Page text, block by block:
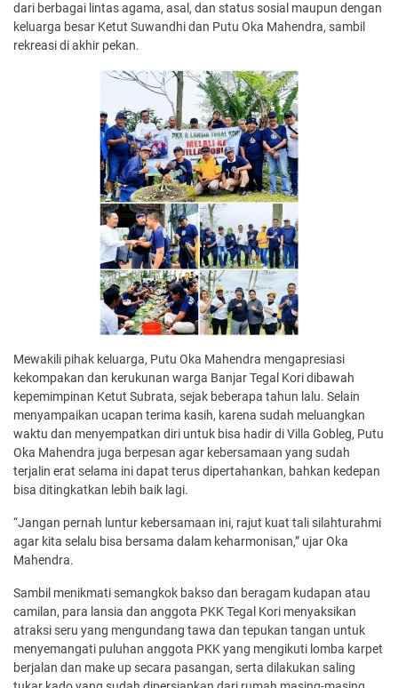
dari berbagai lintas agama, asal, dan status sosial maupun dengan
keluarga besar Ketut Suwandhi dan Putu Oka Mahendra, sambil
rekreasi di akhir pekan.
Mewakili pihak keluarga, Putu Oka Mahendra mengapresiasi
kekompakan dan kerukunan warga Banjar Tegal Kori dibawah
kepemimpinan Ketut Subrata, sejak beberapa tahun lalu. Selain
menyampaikan ucapan terima kasih, karena sudah meluangkan
waktu dan menyempatkan diri untuk bisa hadir di Villa Gobleg, Putu
Oka Mahendra juga berpesan agar kebersamaan yang sudah
terjalin erat selama ini dapat terus dipertahankan, bahkan kedepan
bisa ditingkatkan lebih baik lagi.
“Jangan pernah luntur kebersamaan ini, rajut kuat tali silahturahmi
agar kita selalu bisa bersama dalam keharmonisan,” ujar Oka
Mahendra.
Sambil menikmati semangkok bakso dan beragam kudapan atau
camilan, para lansia dan anggota PKK Tegal Kori menyaksikan
atraksi seru yang mengundang tawa dan tepukan tangan untuk
menyemangati puluhan anggota PKK yang mengikuti lomba karpet
berjalan dan make up secara pasangan, serta dilakukan saling